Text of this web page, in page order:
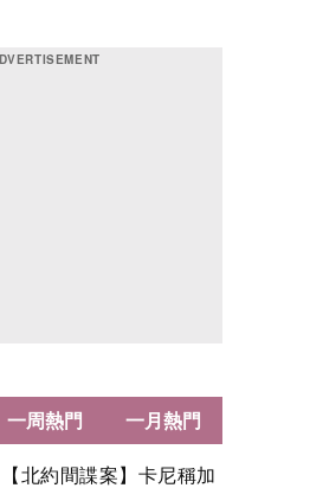
【北約間諜案】卡尼稱加
一周熱門 一月熱門